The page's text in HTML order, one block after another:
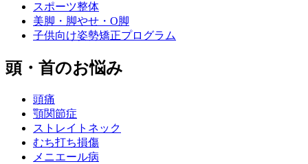
スポーツ整体
美脚・脚やせ・O脚
子供向け姿勢矯正プログラム
頭・首のお悩み
頭痛
顎関節症
ストレイトネック
むち打ち損傷
メニエール病